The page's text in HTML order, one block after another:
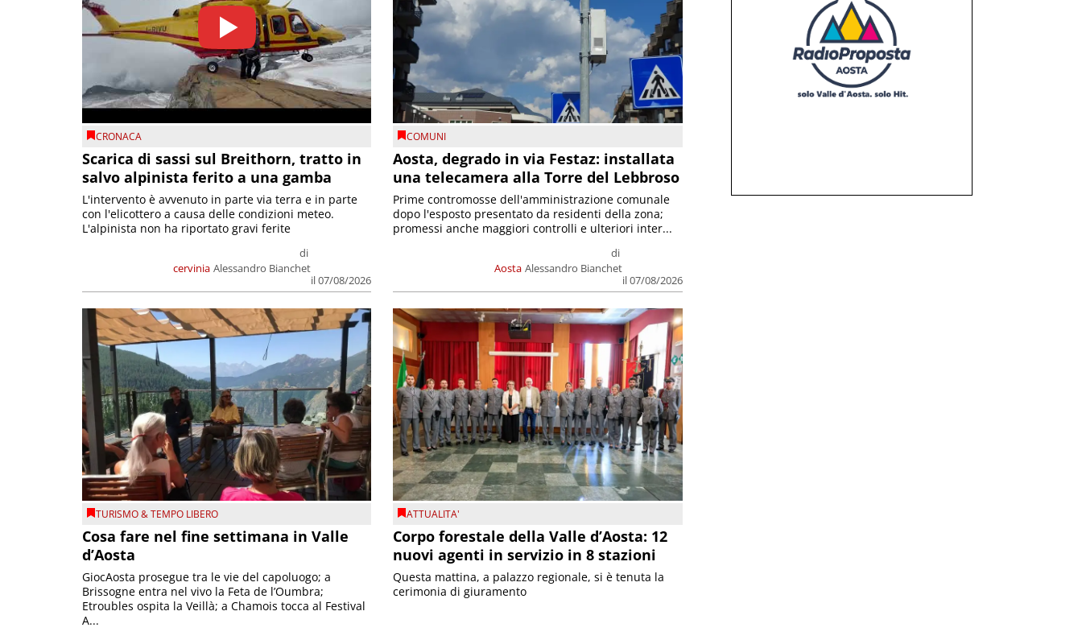
CRONACA
Scarica di sassi sul Breithorn, tratto in
salvo alpinista ferito a una gamba
cervinia
di
Alessandro Bianchet
il 07/08/2026
L'intervento è avvenuto in parte via terra e in parte
con l'elicottero a causa delle condizioni meteo.
L'alpinista non ha riportato gravi ferite
COMUNI
Aosta, degrado in via Festaz: installata
una telecamera alla Torre del Lebbroso
Aosta
di
Alessandro Bianchet
il 07/08/2026
Prime contromosse dell'amministrazione comunale
dopo l'esposto presentato da residenti della zona;
promessi anche maggiori controlli e ulteriori inter...
TURISMO & TEMPO LIBERO
Cosa fare nel fine settimana in Valle
d’Aosta
GiocAosta prosegue tra le vie del capoluogo; a
Brissogne entra nel vivo la Feta de l’Oumbra;
Etroubles ospita la Veillà; a Chamois tocca al Festival
A...
ATTUALITA'
Corpo forestale della Valle d’Aosta: 12
nuovi agenti in servizio in 8 stazioni
Questa mattina, a palazzo regionale, si è tenuta la
cerimonia di giuramento